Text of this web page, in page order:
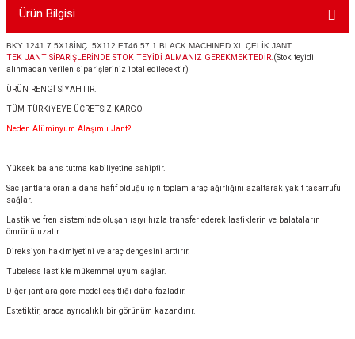
Ürün Bilgisi
BKY 1241 7.5X18İNÇ 5X112 ET46 57.1 BLACK MACHINED XL ÇELİK JANT
TEK JANT SİPARİŞLERİNDE STOK TEYİDİ ALMANIZ GEREKMEKTEDİR. (Stok teyidi
alınmadan verilen siparişleriniz iptal edilecektir)
ÜRÜN RENGİ SİYAHTIR.
TÜM TÜRKİYEYE ÜCRETSİZ KARGO
Neden Alüminyum Alaşımlı Jant?
Yüksek balans tutma kabiliyetine sahiptir.
Sac jantlara oranla daha hafif olduğu için toplam araç ağırlığını azaltarak yakıt tasarrufu
sağlar.
Lastik ve fren sisteminde oluşan ısıyı hızla transfer ederek lastiklerin ve balataların
ömrünü uzatır.
Direksiyon hakimiyetini ve araç dengesini arttırır.
Tubeless lastikle mükemmel uyum sağlar.
Diğer jantlara göre model çeşitliği daha fazladır.
Estetiktir, araca ayrıcalıklı bir görünüm kazandırır.